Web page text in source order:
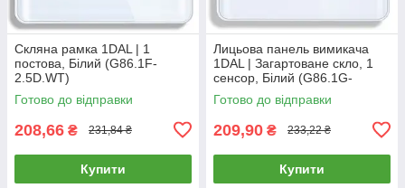
Скляна рамка 1DAL | 1
постова, Білий (G86.1F-
2.5D.WT)
Готово до відправки
208,66 ₴ 231,84 ₴
Купити
Лицьова панель вимикача
1DAL | Загартоване скло, 1
сенсор, Білий (G86.1G-
2.5D.WT)
Готово до відправки
209,90 ₴ 233,22 ₴
Купити